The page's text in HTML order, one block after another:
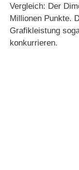
Vergleich: Der
Millionen Punkte.
Grafikleistung
konkurrieren.